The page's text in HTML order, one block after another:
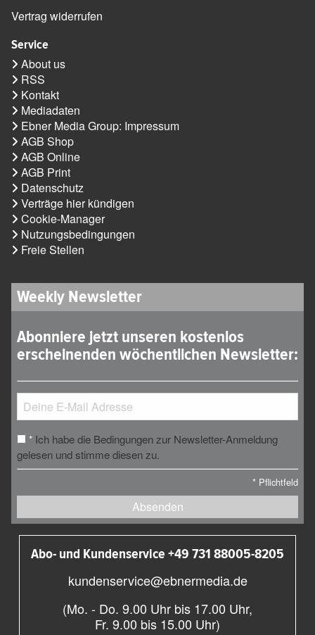
Vertrag widerrufen
Service
About us
RSS
Kontakt
Mediadaten
Ebner Media Group: Impressum
AGB Shop
AGB Online
AGB Print
Datenschutz
Verträge hier kündigen
Cookie-Manager
Nutzungsbedingungen
Freie Stellen
Weekly Newsletter
Abonniere jetzt unseren kostenlos
erscheinenden wöchentlichen Newsletter:
* Ich habe die Bedingungen zur Newsletter-Anmeldung
gelesen und stimme diesen zu.
* Pflichtfeld
Absenden
Abo- und Kundenservice +49 731 88005-8205
kundenservice@ebnermedia.de
(Mo. - Do. 9.00 Uhr bis 17.00 Uhr,
Fr. 9.00 bis 15.00 Uhr)